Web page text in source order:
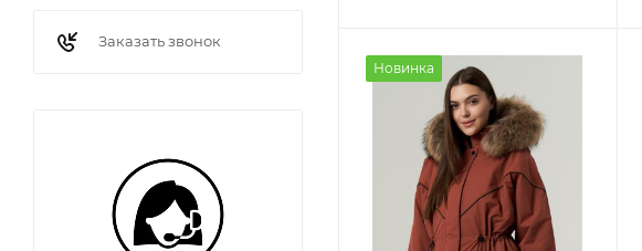
Новинка
Заказать звонок